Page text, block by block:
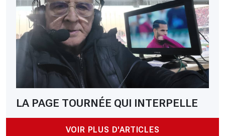
LA PAGE TOURNÉE QUI INTERPELLE
VOIR PLUS D'ARTICLES